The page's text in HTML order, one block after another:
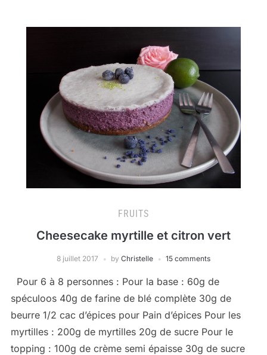
FRUITS
Cheesecake myrtille et citron vert
8 juillet 2017 by Christelle 15 comments
Pour 6 à 8 personnes : Pour la base : 60g de
spéculoos 40g de farine de blé complète 30g de
beurre 1/2 cac d’épices pour Pain d’épices Pour les
myrtilles : 200g de myrtilles 20g de sucre Pour le
topping : 100g de crème semi épaisse 30g de sucre